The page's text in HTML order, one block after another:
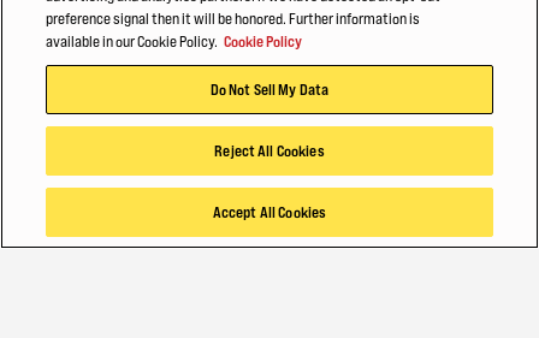
EMPLEOS
TAMBIÉN TE PUEDE INTERESAR
preference signal then it will be honored. Further information is
available in our Cookie Policy. Cookie Policy
Do Not Sell My Data
Reject All Cookies
Accept All Cookies